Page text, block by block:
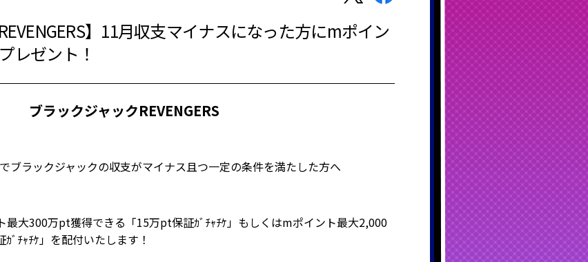
】11月収支マイナスになった方にmポイン
レゼント！
ブラックジャックREVENGERS
ブラックジャックの収支がマイナス且つ一定の条件を満たした方へ
最大300万pt獲得できる「15万pt保証ｶﾞﾁｬﾁｹ」もしくはmポイント最大2,000
ﾁｬﾁｹ」を配付いたします！